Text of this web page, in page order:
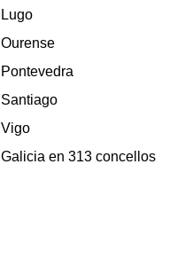
Lugo
Ourense
Pontevedra
Santiago
Vigo
Galicia en 313 concellos